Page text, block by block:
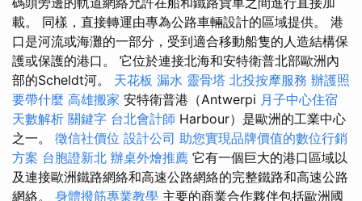
載。 同樣，直接轉運由專為公路車輛設計的區域提供。 港
口是河流或海灘的一部分，受到適合移動船隻的人造結構保
護或保護的港口。 它位於連接北海和安特衛普北部歐洲內
部的Scheldt河。 天花板 漏水 靈骨塔 北投按摩服務 辦護照
要帶什麼 高雄搬家 安特衛普港（Antwerpi 月子中心住宿
天數解析 關鍵字 台北會計師 Harbour）是歐洲的工業中心
之一。 徵信社價位 設計公司 助您實現品牌價值的數位行銷
方案 台胞證新北 辦桌外燴推薦 它有一個巨大的港口區域以
及連接歐洲鐵路網絡和高速公路網絡的完整鐵路和高速公路
網絡。 身體撥筋專業教學 主要的商業合作夥伴包括歐洲國